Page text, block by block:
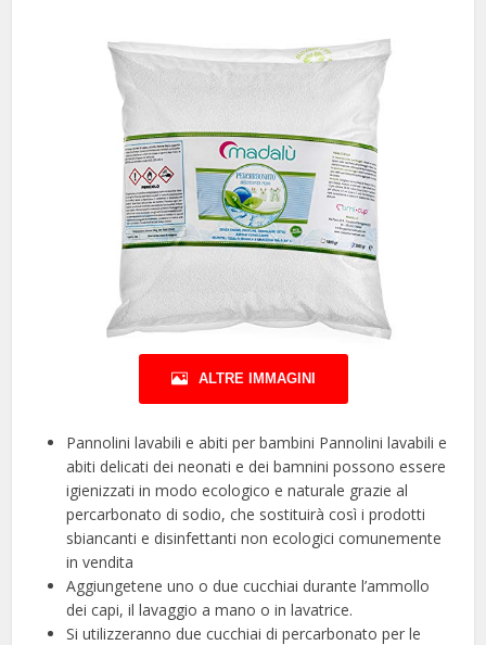
ALTRE IMMAGINI
Pannolini lavabili e abiti per bambini Pannolini lavabili e
abiti delicati dei neonati e dei bamnini possono essere
igienizzati in modo ecologico e naturale grazie al
percarbonato di sodio, che sostituirà così i prodotti
sbiancanti e disinfettanti non ecologici comunemente
in vendita
Aggiungetene uno o due cucchiai durante l’ammollo
dei capi, il lavaggio a mano o in lavatrice.
Si utilizzeranno due cucchiai di percarbonato per le